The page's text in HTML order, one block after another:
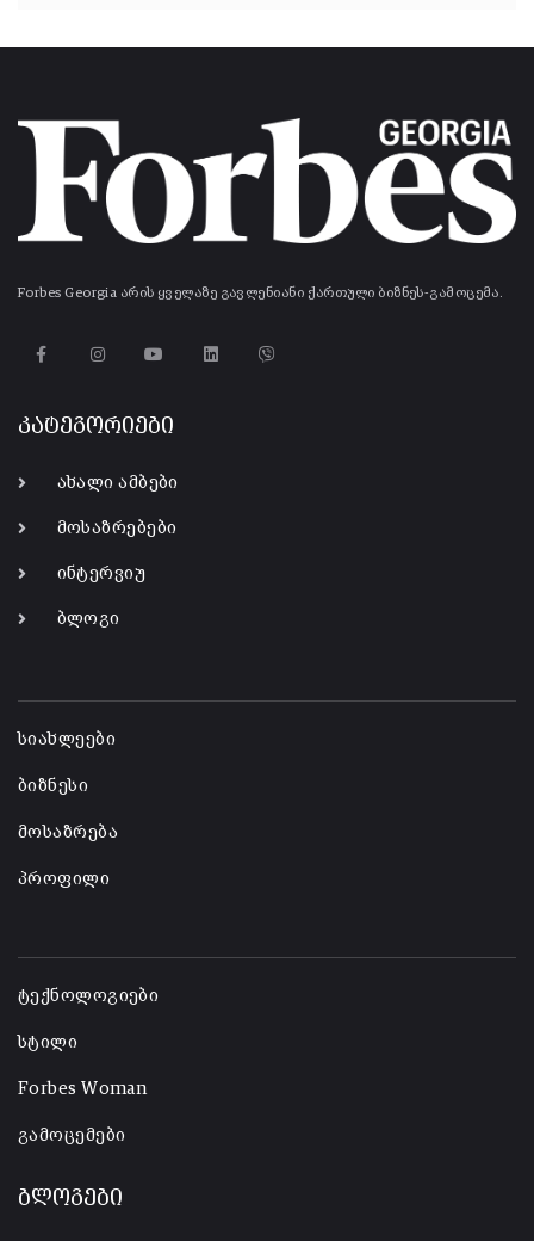
Forbes Georgia არის ყველაზე გავლენიანი ქართული ბიზნეს-გამოცემა.
კატეგორიები
ახალი ამბები
მოსაზრებები
ინტერვიუ
ბლოგი
სიახლეები
ბიზნესი
მოსაზრება
პროფილი
ტექნოლოგიები
სტილი
Forbes Woman
გამოცემები
ბლოგები